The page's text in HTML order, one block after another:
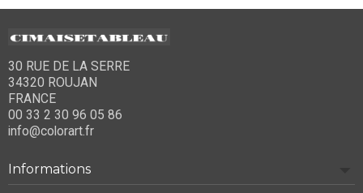
30 RUE DE LA SERRE
34320 ROUJAN
FRANCE
00 33 2 30 96 05 86
info@colorart.fr
Informations